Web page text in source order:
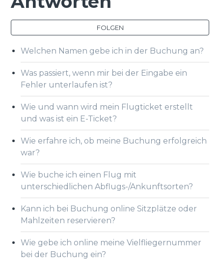
FOLGEN
Welchen Namen gebe ich in der Buchung an?
Was passiert, wenn mir bei der Eingabe ein
Fehler unterlaufen ist?
Wie und wann wird mein Flugticket erstellt
und was ist ein E-Ticket?
Wie erfahre ich, ob meine Buchung erfolgreich
war?
Wie buche ich einen Flug mit
unterschiedlichen Abflugs-/Ankunftsorten?
Kann ich bei Buchung online Sitzplätze oder
Mahlzeiten reservieren?
Wie gebe ich online meine Vielfliegernummer
bei der Buchung ein?